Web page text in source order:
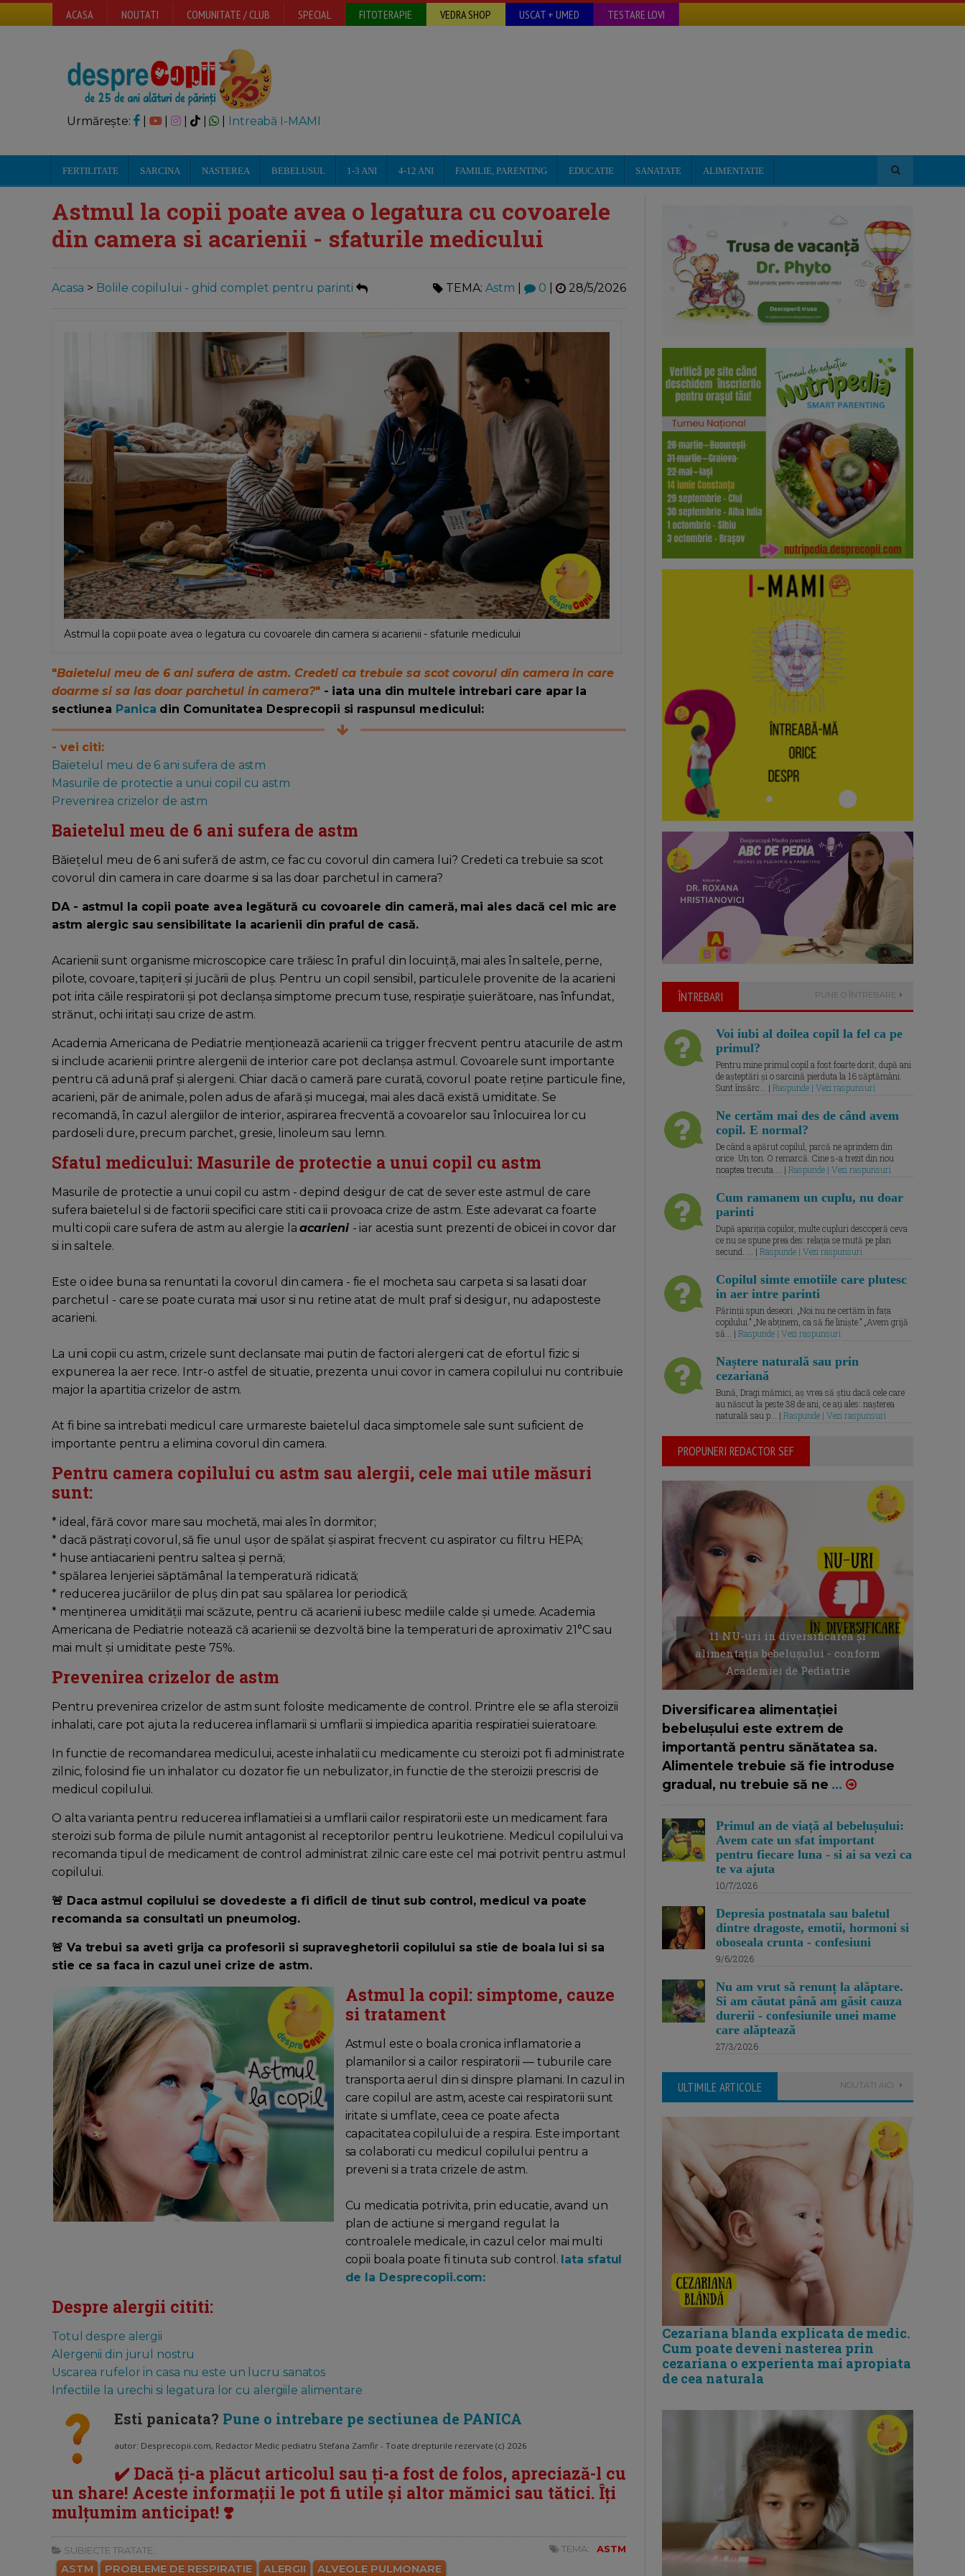
ACASA NOUTATI COMUNITATE / CLUB SPECIAL FITOTERAPIE VEDRA SHOP USCAT + UMED TESTARE LOVI
Urmărește: | | Intreabă I-MAMI
FERTILITATE SARCINA NASTEREA BEBELUSUL 1-3 ANI 4-12 ANI FAMILIE, PARENTING EDUCATIE SANATATE ALIMENTATIE
Astmul la copii poate avea o legatura cu covoarele
din camera si acarienii - sfaturile medicului
Acasa > Bolile copilului - ghid complet pentru parinti TEMA: Astm 0 28/5/2026
Astmul la copii poate avea o legatura cu covoarele din camera si acarienii - sfaturile medicului
"Baietelul meu de 6 ani sufera de astm. Credeti ca trebuie sa scot covorul din camera in care
doarme si sa las doar parchetul in camera?"- iata una din multele intrebari care apar la
sectiunea Panica din Comunitatea Desprecopii si raspunsul medicului:
- vei citi:
Baietelul meu de 6 ani sufera de astm
Masurile de protectie a unui copil cu astm
Prevenirea crizelor de astm
Baietelul meu de 6 ani sufera de astm
Băiețelul meu de 6 ani suferă de astm, ce fac cu covorul din camera lui? Credeti ca trebuie sa scot
covorul din camera in care doarme si sa las doar parchetul in camera?
DA - astmul la copii poate avea legătură cu covoarele din cameră, mai ales dacă cel mic are
astm alergic sau sensibilitate la acarienii din praful de casă.
Acarienii sunt organisme microscopice care trăiesc în praful din locuință, mai ales în saltele, perne,
pilote, covoare, tapițerii și jucării de pluș. Pentru un copil sensibil, particulele provenite de la acarieni
pot irita căile respiratorii și pot declanșa simptome precum tuse, respirație șuierătoare, nas înfundat,
strănut, ochi iritați sau crize de astm.
Academia Americana de Pediatrie menționează acarienii ca trigger frecvent pentru atacurile de astm
si include acarienii printre alergenii de interior care pot declanșa astmul. Covoarele sunt importante
pentru că adună praf și alergeni. Chiar dacă o cameră pare curată, covorul poate reține particule fine,
acarieni, păr de animale, polen adus de afară și mucegai, mai ales dacă există umiditate. Se
recomandă, în cazul alergiilor de interior, aspirarea frecventă a covoarelor sau înlocuirea lor cu
pardoseli dure, precum parchet, gresie, linoleum sau lemn.
Sfatul medicului: Masurile de protectie a unui copil cu astm
Masurile de protectie a unui copil cu astm - depind desigur de cat de sever este astmul de care
sufera baietelul si de factorii specifici care stiti ca ii provoaca crize de astm. Este adevarat ca foarte
multi copii care sufera de astm au alergie laacarieni - iar acestia sunt prezenti de obicei in covor dar
si in saltele.
Este o idee buna sa renuntati la covorul din camera - fie el mocheta sau carpeta si sa lasati doar
parchetul - care se poate curata mai usor si nu retine atat de mult praf si desigur, nu adaposteste
acarieni.
La unii copii cu astm, crizele sunt declansate mai putin de factori alergeni cat de efortul fizic si
expunerea la aer rece. Intr-o astfel de situatie, prezenta unui covor in camera copilului nu contribuie
major la apartitia crizelor de astm.
At fi bine sa intrebati medicul care urmareste baietelul daca simptomele sale sunt suficient de
importante pentru a elimina covorul din camera.
Pentru camera copilului cu astm sau alergii, cele mai utile măsuri
sunt:
* ideal, fără covor mare sau mochetă, mai ales în dormitor;
* dacă păstrați covorul, să fie unul ușor de spălat și aspirat frecvent cu aspirator cu filtru HEPA;
* huse antiacarieni pentru saltea și pernă;
* spălarea lenjeriei săptămânal la temperatură ridicată;
* reducerea jucăriilor de pluș din pat sau spălarea lor periodică;
* menținerea umidității mai scăzute, pentru că acarienii iubesc mediile calde și umede. Academia
Americana de Pediatrie notează că acarienii se dezvoltă bine la temperaturi de aproximativ 21°C sau
mai mult și umiditate peste 75%.
Prevenirea crizelor de astm
Pentru prevenirea crizelor de astm sunt folosite medicamente de control. Printre ele se afla steroizii
inhalati, care pot ajuta la reducerea inflamarii si umflarii si impiedica aparitia respiratiei suieratoare.
In functie de recomandarea medicului, aceste inhalatii cu medicamente cu steroizi pot fi administrate
zilnic, folosind fie un inhalator cu dozator fie un nebulizator, in functie de the steroizii prescrisi de
medicul copilului.
O alta varianta pentru reducerea inflamatiei si a umflarii cailor respiratorii este un medicament fara
steroizi sub forma de pilule numit antagonist al receptorilor pentru leukotriene. Medicul copilului va
recomanda tipul de medicament de control administrat zilnic care este cel mai potrivit pentru astmul
copilului.
🚨 Daca astmul copilului se dovedeste a fi dificil de tinut sub control, medicul va poate
recomanda sa consultati un pneumolog.
🚨 Va trebui sa aveti grija ca profesorii si supraveghetorii copilului sa stie de boala lui si sa
stie ce sa faca in cazul unei crize de astm.
Astmul la copil: simptome, cauze
si tratament
Astmul este o boala cronica inflamatorie a
plamanilor si a cailor respiratorii — tuburile care
transporta aerul din si dinspre plamani. In cazul in
care copilul are astm, aceste cai respiratorii sunt
iritate si umflate, ceea ce poate afecta
capacitatea copilului de a respira. Este important
sa colaborati cu medicul copilului pentru a
preveni si a trata crizele de astm.
Cu medicatia potrivita, prin educatie, avand un
plan de actiune si mergand regulat la
controalele medicale, in cazul celor mai multi
copii boala poate fi tinuta sub control. Iata sfatul
de la Desprecopii.com:
Despre alergii cititi:
Totul despre alergii
Alergenii din jurul nostru
Uscarea rufelor in casa nu este un lucru sanatos
Infectiile la urechi si legatura lor cu alergiile alimentare
Esti panicata? Pune o intrebare pe sectiunea de PANICA
autor: Desprecopii.com, Redactor Medic pediatru Stefana Zamfir - Toate drepturile rezervate (c) 2026
✔️ Dacă ți-a plăcut articolul sau ți-a fost de folos, apreciază-l cu
un share! Aceste informații le pot fi utile și altor mămici sau tătici. Îți
mulțumim anticipat! ❣️
SUBIECTE TRATATE:
ASTM PROBLEME DE RESPIRATIE ALERGII ALVEOLE PULMONARE
TEMA: ASTM
ÎNTREBARI PUNE O ÎNTREBARE
Voi iubi al doilea copil la fel ca pe
primul?
Pentru mine primul copil a fost foarte dorit, după ani
de așteptări și o sarcină pierduta la 16 săptămâni.
Sunt însărc... | Raspunde | Vezi raspunsuri
Ne certăm mai des de când avem
copil. E normal?
De când a apărut copilul, parcă ne aprindem din
orice. Un ton. O remarcă. Cine s-a trezit din nou
noaptea trecuta.... | Raspunde | Vezi raspunsuri
Cum ramanem un cuplu, nu doar
parinti
După apariția copiilor, multe cupluri descoperă ceva
ce nu se spune prea des: relația se mută pe plan
secund. ... | Raspunde | Vezi raspunsuri
Copilul simte emotiile care plutesc
in aer intre parinti
Părinții spun deseori: „Noi nu ne certăm în fața
copilului.” „Ne abținem, ca să fie liniște.” „Avem grijă
să... | Raspunde | Vezi raspunsuri
Naștere naturală sau prin
cezariană
Bună, Dragi mămici, aș vrea să știu dacă cele care
au născut la peste 38 de ani, ce ați ales: nașterea
naturală sau p... | Raspunde | Vezi raspunsuri
PROPUNERI REDACTOR SEF
11 NU-uri in diversificarea și
alimentația bebelușului - conform
Academiei de Pediatrie
Diversificarea alimentației
bebelușului este extrem de
importantă pentru sănătatea sa.
Alimentele trebuie să fie introduse
gradual, nu trebuie să ne ...
Primul an de viață al bebelușului:
Avem cate un sfat important
pentru fiecare luna - si ai sa vezi ca
te va ajuta
10/7/2026
Depresia postnatala sau baletul
dintre dragoste, emotii, hormoni si
oboseala crunta - confesiuni
9/6/2026
Nu am vrut să renunț la alăptare.
Si am căutat până am găsit cauza
durerii - confesiunile unei mame
care alăptează
27/3/2026
ULTIMILE ARTICOLE NOUTATI AICI
Cezariana blanda explicata de medic.
Cum poate deveni nasterea prin
cezariana o experienta mai apropiata
de cea naturala